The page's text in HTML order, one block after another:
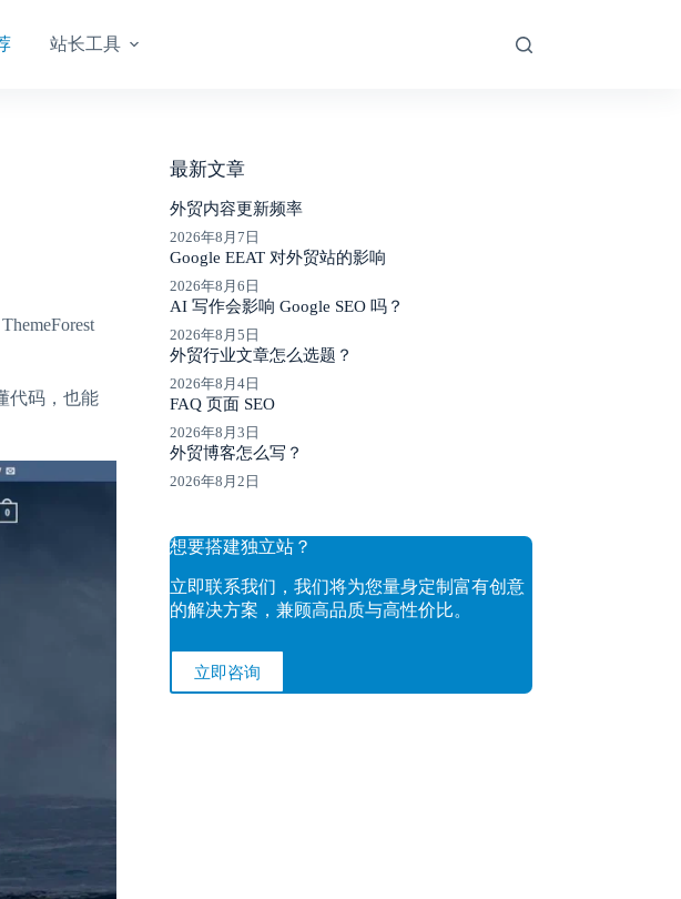
站长工具
代码，也能
最新文章
外贸内容更新频率
2026年8月7日
Google EEAT 对外贸站的影响
2026年8月6日
AI 写作会影响 Google SEO 吗？
2026年8月5日
外贸行业文章怎么选题？
2026年8月4日
FAQ 页面 SEO
2026年8月3日
外贸博客怎么写？
2026年8月2日
想要搭建独立站？
立即联系我们，我们将为您量身定制富有创意
的解决方案，兼顾高品质与高性价比。
立即咨询